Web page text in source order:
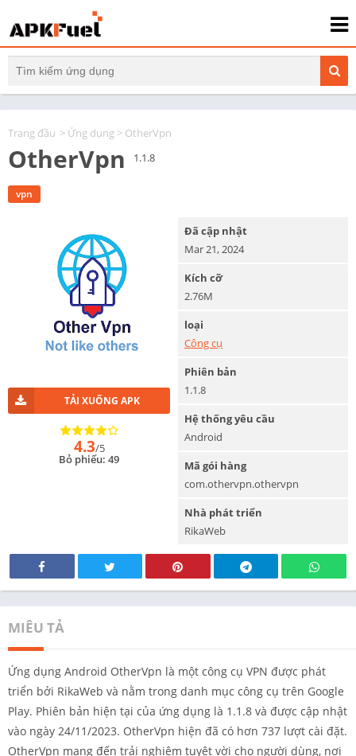
Trang đầu > Ứng dụng > OtherVpn
OtherVpn 1.1.8
vpn
TẢI XUỐNG APK
4.3/5
Bỏ phiếu: 49
Đã cập nhật
Mar 21, 2024
Kích cỡ
2.76M
loại
Công cụ
Phiên bản
1.1.8
Hệ thống yêu cầu
Android
Mã gói hàng
com.othervpn.othervpn
Nhà phát triển
RikaWeb
MIÊU TẢ
Ứng dụng Android OtherVpn là một công cụ VPN được phát
triển bởi RikaWeb và nằm trong danh mục công cụ trên Google
Play. Phiên bản hiện tại của ứng dụng là 1.1.8 và được cập nhật
vào ngày 24/11/2023. OtherVpn hiện đã có hơn 737 lượt cài đặt.
OtherVpn mang đến trải nghiệm tuyệt vời cho người dùng, nơi